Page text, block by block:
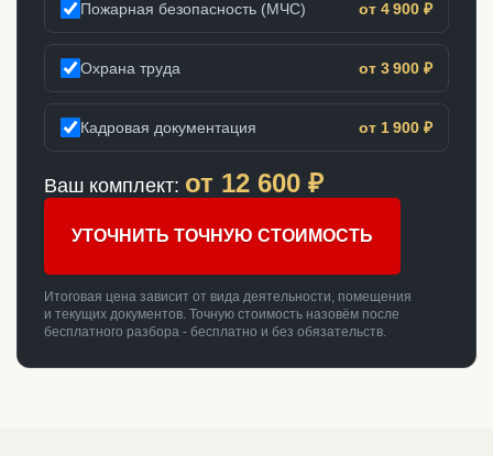
Пожарная безопасность (МЧС) от 4 900 ₽
Охрана труда от 3 900 ₽
Кадровая документация от 1 900 ₽
Ваш комплект: от 12 600 ₽
УТОЧНИТЬ ТОЧНУЮ СТОИМОСТЬ
Итоговая цена зависит от вида деятельности, помещения
и текущих документов. Точную стоимость назовём после
бесплатного разбора - бесплатно и без обязательств.